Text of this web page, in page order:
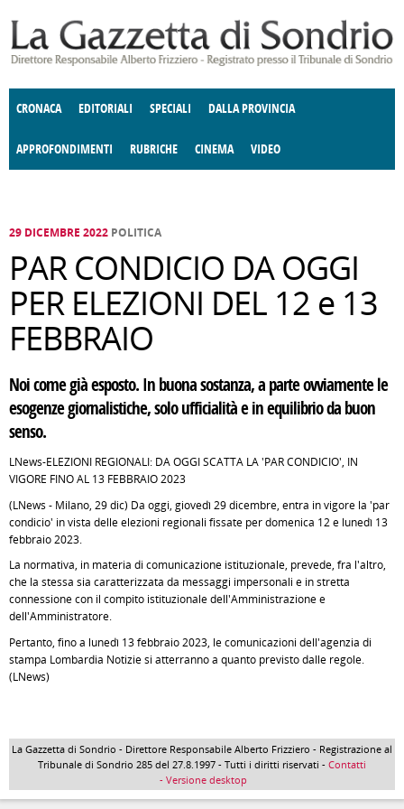
CRONACA EDITORIALI SPECIALI DALLA PROVINCIA
APPROFONDIMENTI
E SPETTACOLI POLITICA
RUBRICHE
DELLE IDEE FATTI DELLO SPIRITO
CINEMA VIDEO
29 DICEMBRE 2022 POLITICA
PAR CONDICIO DA OGGI
PER ELEZIONI DEL 12 e 13
FEBBRAIO
Noi come già esposto. In buona sostanza, a parte ovviamente le
esogenze giornalistiche, solo ufficialità e in equilibrio da buon
senso.
LNews-ELEZIONI REGIONALI: DA OGGI SCATTA LA 'PAR CONDICIO', IN
VIGORE FINO AL 13 FEBBRAIO 2023
(LNews - Milano, 29 dic) Da oggi, giovedì 29 dicembre, entra in vigore la 'par
condicio' in vista delle elezioni regionali fissate per domenica 12 e lunedì 13
febbraio 2023.
La normativa, in materia di comunicazione istituzionale, prevede, fra l'altro,
che la stessa sia caratterizzata da messaggi impersonali e in stretta
connessione con il compito istituzionale dell'Amministrazione e
dell'Amministratore.
Pertanto, fino a lunedì 13 febbraio 2023, le comunicazioni dell'agenzia di
stampa Lombardia Notizie si atterranno a quanto previsto dalle regole.
(LNews)
La Gazzetta di Sondrio - Direttore Responsabile Alberto Frizziero - Registrazione al
Tribunale di Sondrio 285 del 27.8.1997 - Tutti i diritti riservati - Contatti
- Versione desktop